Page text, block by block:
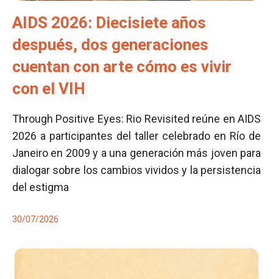
AIDS 2026: Diecisiete años
después, dos generaciones
cuentan con arte cómo es vivir
con el VIH
Through Positive Eyes: Rio Revisited reúne en AIDS
2026 a participantes del taller celebrado en Río de
Janeiro en 2009 y a una generación más joven para
dialogar sobre los cambios vividos y la persistencia
del estigma
30/07/2026